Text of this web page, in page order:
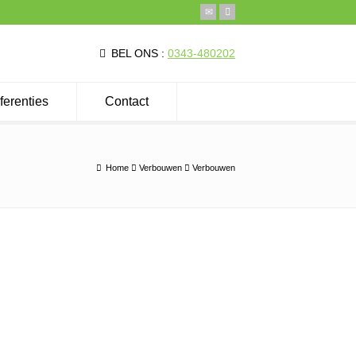
BEL ONS : 0343-480202
Contact
Home Verbouwen Verbouwen